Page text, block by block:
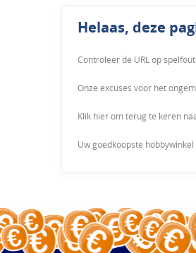
Helaas, deze
Controleer de URL op
Onze excuses voor het
Klik hier om terug te keren
Uw goedkoopste